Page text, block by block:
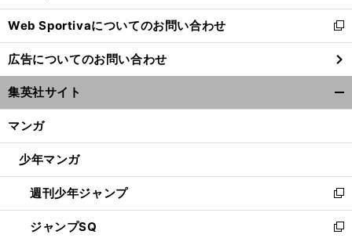
開
く
Web Sportivaについてのお問い合わせ
新
し
い
ウ
ィ
ン
ウ
開
く
広告についてのお問い合わせ
集英社サイト
マンガ
少年マンガ
週刊少年ジャンプ
新
し
い
ジャンプSQ
新